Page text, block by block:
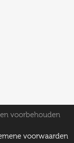
voorbehouden
voorwaarden